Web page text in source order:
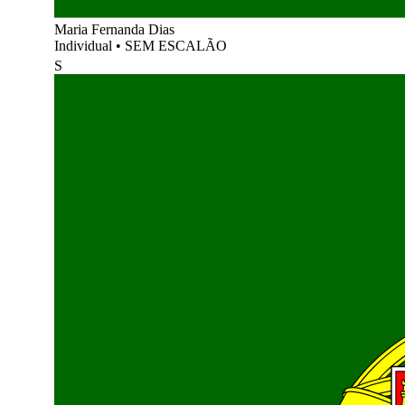
Maria Fernanda Dias
Individual • SEM ESCALÃO
S